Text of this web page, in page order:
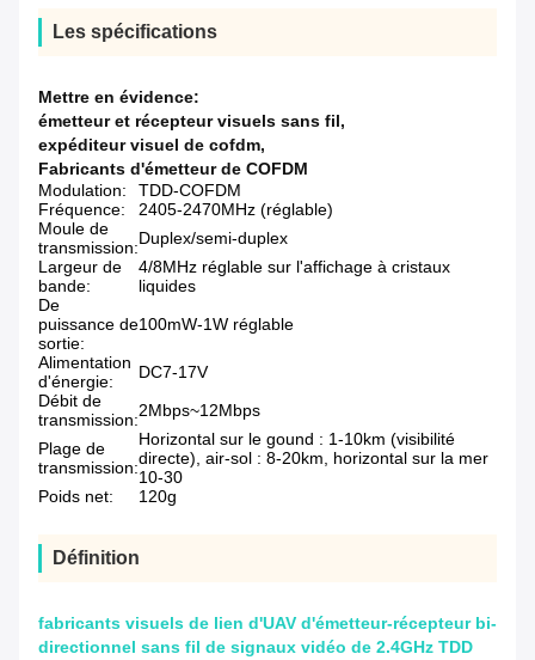
Les spécifications
Mettre en évidence:
émetteur et récepteur visuels sans fil,
expéditeur visuel de cofdm,
Fabricants d'émetteur de COFDM
Modulation:
TDD-COFDM
Fréquence:
2405-2470MHz (réglable)
Moule de
transmission:Duplex/semi-duplex
Largeur de
bande:
4/8MHz réglable sur l'affichage à cristaux
liquides
De
puissance de
sortie:
100mW-1W réglable
Alimentation
d'énergie:
DC7-17V
Débit de
transmission:2Mbps~12Mbps
Plage de
transmission:
Horizontal sur le gound : 1-10km (visibilité
directe), air-sol : 8-20km, horizontal sur la mer
10-30
Poids net:
120g
Définition
fabricants visuels de lien d'UAV d'émetteur-récepteur bi-
directionnel sans fil de signaux vidéo de 2.4GHz TDD